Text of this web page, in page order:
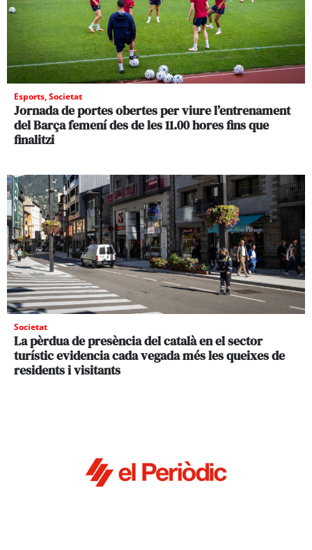
Esports,Societat
Jornada de portes obertes per viure l’entrenament
del Barça femení des de les 11.00 hores fins que
finalitzi
Societat
La pèrdua de presència del català en el sector
turístic evidencia cada vegada més les queixes de
residents i visitants